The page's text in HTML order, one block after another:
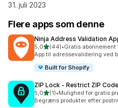
31. juli 2023
Flere apps som denne
Ninja Address Validation
5,0ud af 5 stjerner
(44)
44 anmeldelser i alt
•Gratis
App til adressevalidering ved
Built for Shopify
ZIP Lock ‑ Restrict ZIP
5,0ud af 5 stjerner
(1)
1 anmeldelser i alt
•Mulighed for gratis
Begræns produkter efter